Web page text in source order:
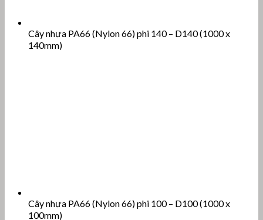
Cây nhựa PA66 (Nylon 66) phi 140 – D140 (1000 x
140mm)
Cây nhựa PA66 (Nylon 66) phi 100 – D100 (1000 x
100mm)